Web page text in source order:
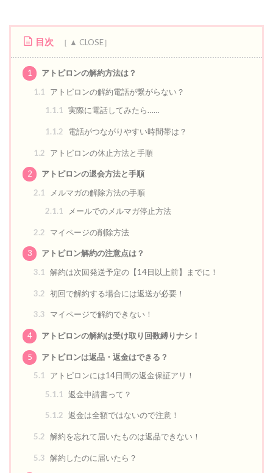
目次
1
アトピロンの解約方法は？
1.1
アトピロンの解約電話が繋がらない？
1.1.1
実際に電話してみたら……
1.1.2 電話がつながりやすい時間帯は？
1.2 アトピロンの休止方法と手順
2
アトピロンの退会方法と手順
2.1
メルマガの解除方法の手順
2.1.1
メールでのメルマガ停止方法
2.2 マイページの削除方法
3
アトピロン解約の注意点は？
3.1
解約は次回発送予定の【14日以上前】までに！
3.2 初回で解約する場合には返送が必要！
3.3 マイページで解約できない！
4 アトピロンの解約は受け取り回数縛りナシ！
5
アトピロンは返品・返金はできる？
5.1
アトピロンには14日間の返金保証アリ！
5.1.1
返金申請書って？
5.1.2 返金は全額ではないので注意！
5.2 解約を忘れて届いたものは返品できない！
5.3 解約したのに届いたら？